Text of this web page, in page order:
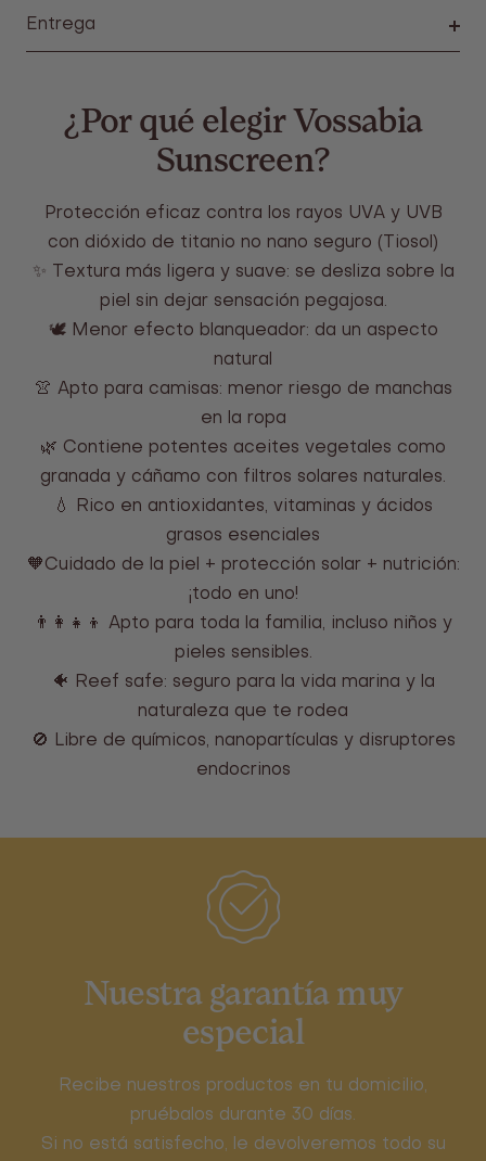
Entrega
¿Por qué elegir Vossabia
Sunscreen?
Protección eficaz contra los rayos UVA y UVB
con dióxido de titanio no nano seguro (Tiosol)
✨ Textura más ligera y suave: se desliza sobre la
piel sin dejar sensación pegajosa.
🕊️ Menor efecto blanqueador: da un aspecto
natural
👚 Apto para camisas: menor riesgo de manchas
en la ropa
🌿 Contiene potentes aceites vegetales como
granada y cáñamo con filtros solares naturales.
💧 Rico en antioxidantes, vitaminas y ácidos
grasos esenciales
🧡Cuidado de la piel + protección solar + nutrición:
¡todo en uno!
👨‍👩‍👧‍👦 Apto para toda la familia, incluso niños y
pieles sensibles.
🐠 Reef safe: seguro para la vida marina y la
naturaleza que te rodea
🚫 Libre de químicos, nanopartículas y disruptores
endocrinos
Nuestra garantía muy
especial
Recibe nuestros productos en tu domicilio,
pruébalos durante 30 días.
Si no está satisfecho, le devolveremos todo su